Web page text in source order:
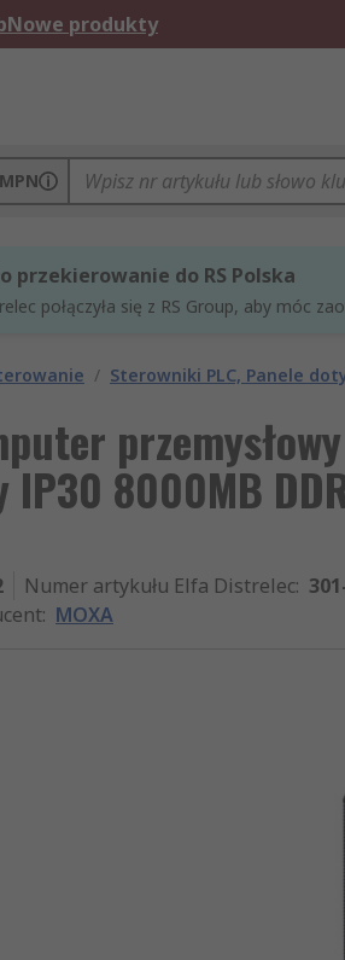
Nowe produkty
MPN
przekierowanie do RS Polska
połączyła się z RS Group, aby móc
/ Sterowniki PLC, Panele
8000MB
Numer artykułu Elfa Distrelec:
: MOXA